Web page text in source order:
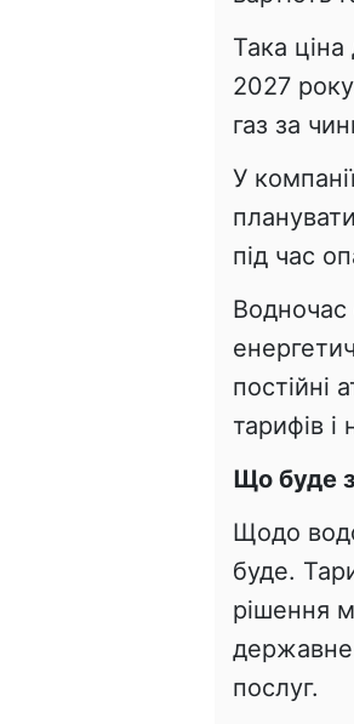
Така
2027
газ за
У
під час
Водночас
постійні
тарифів
Що буде
Щодо
буде.
рішення
державне
послуг.